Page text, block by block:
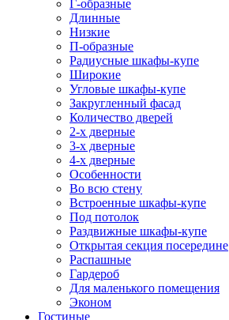
Г-образные
Длинные
Низкие
П-образные
Радиусные шкафы-купе
Широкие
Угловые шкафы-купе
Закругленный фасад
Количество дверей
2-х дверные
3-х дверные
4-х дверные
Особенности
Во всю стену
Встроенные шкафы-купе
Под потолок
Раздвижные шкафы-купе
Открытая секция посередине
Распашные
Гардероб
Для маленького помещения
Эконом
Гостиные